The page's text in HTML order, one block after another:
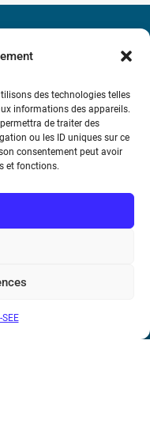
des technologies telles
informations des appareils.
de traiter des
ou les ID uniques sur ce
consentement peut avoir
et fonctions.
et des Technologies
» Ligne 9
: 9412Z TVA intra-